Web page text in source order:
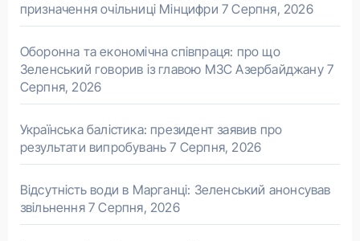
призначення очільниці Мінцифри 7 Серпня, 2026
Оборонна та економічна співпраця: про що
Зеленський говорив із главою МЗС Азербайджану 7
Серпня, 2026
Українська балістика: президент заявив про
результати випробувань 7 Серпня, 2026
Відсутність води в Марганці: Зеленський анонсував
звільнення 7 Серпня, 2026